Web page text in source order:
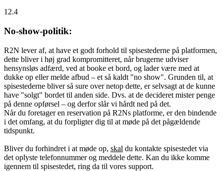
12.4
No-show-politik:
R2N lever af, at have et godt forhold til spisestederne på platformen,
dette bliver i høj grad kompromitteret, når brugerne udviser
hensynsløs adfærd, ved at booke et bord, og lader være med at
dukke op eller melde afbud – et så kaldt "no show". Grunden til, at
spisestederne bliver så sure over netop dette, er selvsagt at de kunne
have "solgt" bordet til anden side. Dvs. at de decideret mister penge
på denne opførsel – og derfor slår vi hårdt ned på det.
Når du foretager en reservation på R2Ns platforme, er den bindende
i det omfang, at du forpligter dig til at møde på det pågældende
tidspunkt.
Bliver du forhindret i at møde op, skal du kontakte spisestedet via
det oplyste telefonnummer og meddele dette. Kan du ikke komme
igennem til spisestedet, ring da til vores support.